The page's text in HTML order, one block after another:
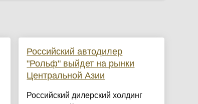
Российский автодилер
"Рольф" выйдет на рынки
Центральной Азии
Российский дилерский холдинг